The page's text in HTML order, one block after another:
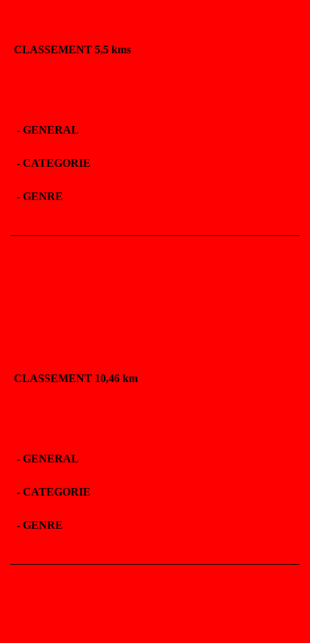
CLASSEMENT 5,5 kms
- GENERAL
- CATEGORIE
- GENRE
CLASSEMENT 10,46 km
- GENERAL
- CATEGORIE
- GENRE